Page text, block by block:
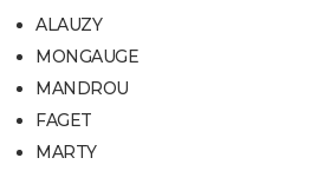
ALAUZY
MONGAUGE
MANDROU
FAGET
MARTY